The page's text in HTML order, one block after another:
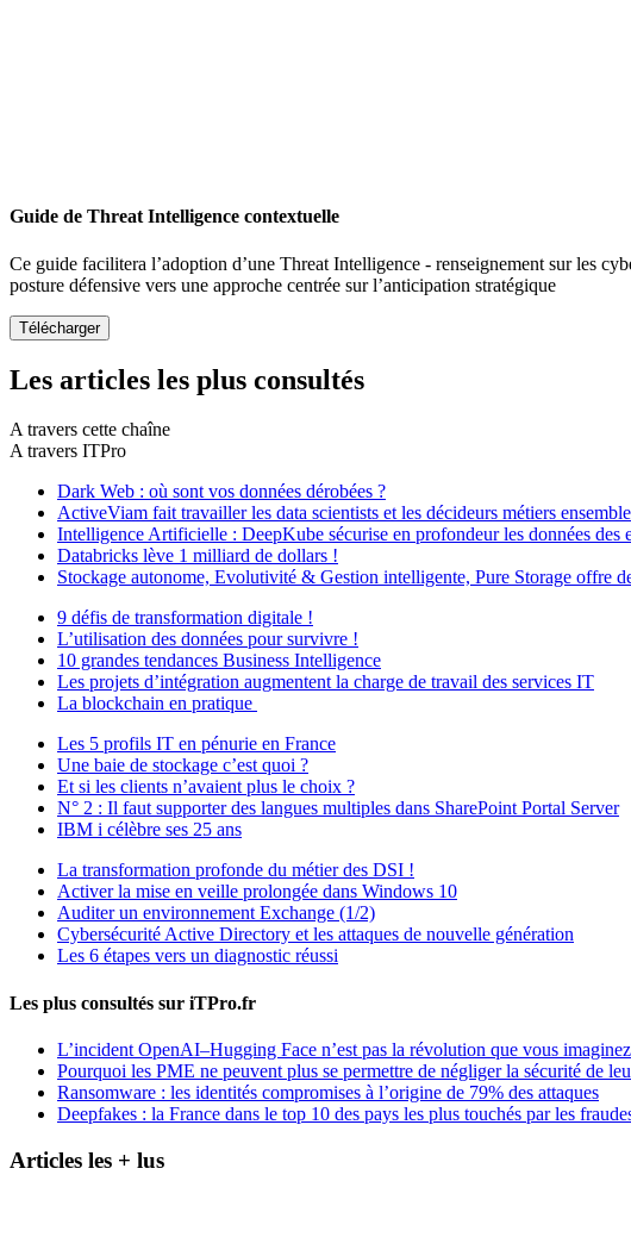
Guide de Threat Intelligence contextuelle
Ce guide facilitera l’adoption d’une Threat Intelligence - renseignement sur les
posture défensive vers une approche centrée sur l’anticipation stratégique
Les articles les plus consultés
A travers cette chaîne
A travers ITPro
Dark Web : où sont vos données dérobées ?
ActiveViam fait travailler les data scientists et les décideurs métiers ensemble
Intelligence Artificielle : DeepKube sécurise en profondeur les données des
Databricks lève 1 milliard de dollars !
Stockage autonome, Evolutivité & Gestion intelligente, Pure Storage offre
9 défis de transformation digitale !
L’utilisation des données pour survivre !
10 grandes tendances Business Intelligence
Les projets d’intégration augmentent la charge de travail des services IT
La blockchain en pratique
Les 5 profils IT en pénurie en France
Une baie de stockage c’est quoi ?
Et si les clients n’avaient plus le choix ?
N° 2 : Il faut supporter des langues multiples dans SharePoint Portal Server
IBM i célèbre ses 25 ans
La transformation profonde du métier des DSI !
Activer la mise en veille prolongée dans Windows 10
Auditer un environnement Exchange (1/2)
Cybersécurité Active Directory et les attaques de nouvelle génération
Les 6 étapes vers un diagnostic réussi
Les plus consultés sur iTPro.fr
L’incident OpenAI–Hugging Face n’est pas la révolution que vous imaginez
Pourquoi les PME ne peuvent plus se permettre de négliger la sécurité de
Ransomware : les identités compromises à l’origine de 79% des attaques
Deepfakes : la France dans le top 10 des pays les plus touchés par les
Articles les + lus